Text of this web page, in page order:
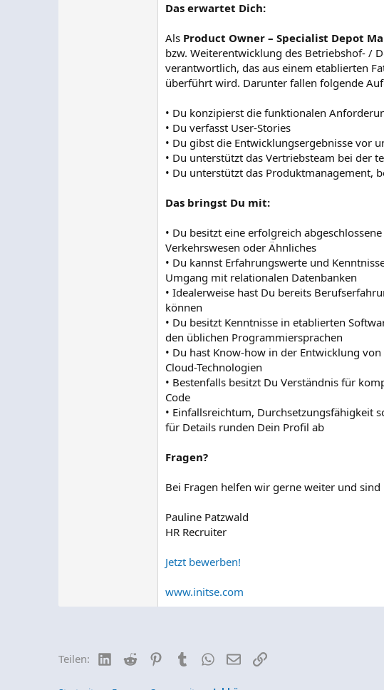
Das erwartet Dich:
Als Product Owner – Specialist Depot
bzw. Weiterentwicklung des Betriebshof- /
verantwortlich, das aus einem etablierten
überführt wird. Darunter fallen folgende
• Du konzipierst die funktionalen
• Du verfasst User-Stories
• Du gibst die Entwicklungsergebnisse vor
• Du unterstützt das Vertriebsteam bei der
• Du unterstützt das Produktmanagement,
Das bringst Du mit:
• Du besitzt eine erfolgreich
Verkehrswesen oder Ähnliches
• Du kannst Erfahrungswerte und
Umgang mit relationalen Datenbanken
• Idealerweise hast Du bereits
können
• Du besitzt Kenntnisse in etablierten
den üblichen Programmiersprachen
• Du hast Know-how in der Entwicklung
Cloud-Technologien
• Bestenfalls besitzt Du Verständnis für
Code
• Einfallsreichtum, Durchsetzungsfähigkeit
für Details runden Dein Profil ab
Fragen?
Bei Fragen helfen wir gerne weiter und sind
Pauline Patzwald
HR Recruiter
Jetzt bewerben!
www.initse.com
Teilen: LinkedIn
Reddit PinterestTumblr WhatsApp
E-MailLink